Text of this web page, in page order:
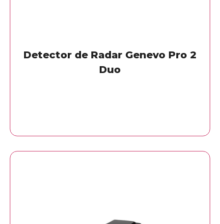
Detector de Radar Genevo Pro 2
Duo